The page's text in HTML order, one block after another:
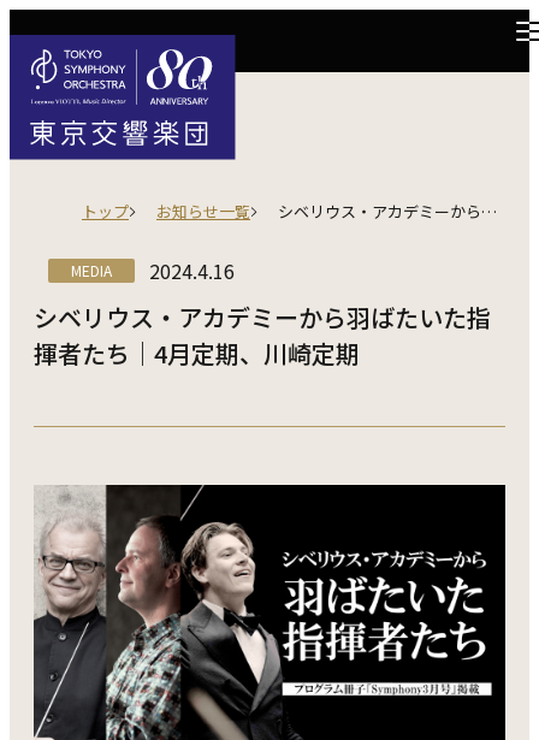
トップ お知らせ一覧 シベリウス・アカデミーから羽ばたいた指揮者たち｜4月定期、川崎定期
MEDIA 2024.4.16
シベリウス・アカデミーから羽ばたいた指
揮者たち｜4月定期、川崎定期